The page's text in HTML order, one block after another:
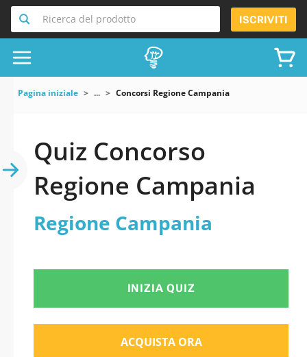
Ricerca del prodotto ISCRIVITI
Pagina iniziale ... Concorsi Regione Campania
Quiz Concorso
Regione Campania
Regione Campania
INIZIA QUIZ
ACQUISTA ORA